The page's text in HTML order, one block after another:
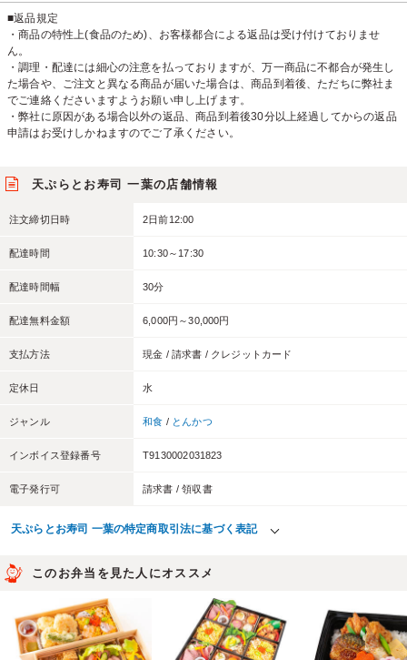
■返品規定
・商品の特性上(食品のため)、お客様都合による返品は受け付けておりませ
ん。
・調理・配達には細心の注意を払っておりますが、万一商品に不都合が発生し
た場合や、ご注文と異なる商品が届いた場合は、商品到着後、ただちに弊社ま
でご連絡くださいますようお願い申し上げます。
・弊社に原因がある場合以外の返品、商品到着後30分以上経過してからの返品
申請はお受けしかねますのでご了承ください。
天ぷらとお寿司 一葉の店舗情報
注文締切日時 2日前12:00
配達時間 10:30～17:30
配達時間幅 30分
配達無料金額 6,000円～30,000円
支払方法 現金 / 請求書 / クレジットカード
定休日 水
ジャンル 和食 / とんかつ
インボイス登録番号 T9130002031823
電子発行可 請求書 / 領収書
天ぷらとお寿司 一葉の特定商取引法に基づく表記
このお弁当を見た人にオススメ